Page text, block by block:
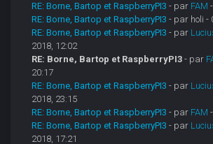
RE: Borne, Bartop et RaspberryPI3 - par FAM
RE: Borne, Bartop et RaspberryPI3 - par holi -
RE: Borne, Bartop et RaspberryPI3 - par
2018, 12:02
RE: Borne, Bartop et RaspberryPI3 - par
20:17
RE: Borne, Bartop et RaspberryPI3 - par
2018, 23:15
RE: Borne, Bartop et RaspberryPI3 - par FAM
RE: Borne, Bartop et RaspberryPI3 - par
2018, 17:21